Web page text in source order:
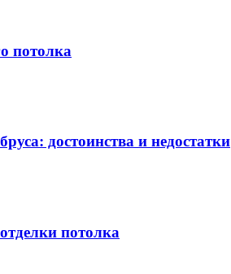
потолка
достоинства и недостатки
потолка